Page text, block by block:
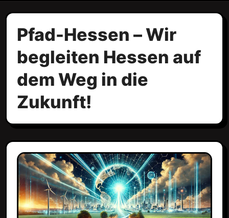
Pfad-Hessen – Wir
begleiten Hessen auf
dem Weg in die
Zukunft!